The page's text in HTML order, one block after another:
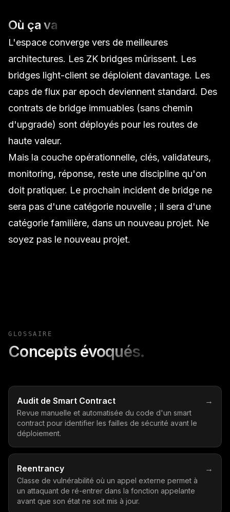
Où ça va
L'espace converge vers de meilleures
architectures. Les ZK bridges mûrissent. Les
bridges light-client se déploient davantage. Les
caps de flux par epoch deviennent standard. Des
contrats de bridge immuables (sans chemin
d'upgrade) sont déployés pour les routes de
haute valeur.
Mais la couche opérationnelle, clés, validateurs,
monitoring, réponse, reste une discipline qu'on
doit pratiquer. Le prochain incident de bridge ne
sera pas d'une catégorie nouvelle ; il sera d'une
catégorie familière, dans un nouveau projet. Ne
soyez pas le nouveau projet.
GLOSSAIRE
Concepts évoqués.
Audit de Smart Contract
Revue manuelle et automatisée du code d'un smart
contract pour identifier les failles de sécurité avant le
déploiement.
→
Reentrancy
Classe de vulnérabilité où un appel externe permet à
un attaquant de ré-entrer dans la fonction appelante
avant que son état ne soit mis à jour.
→